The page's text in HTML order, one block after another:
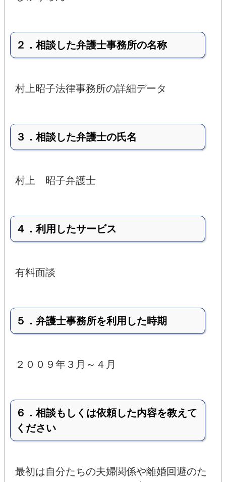
２．相談した弁護士事務所の名称
村上昭子法律事務所の詳細データ
３．相談した弁護士の氏名
村上 昭子弁護士
４．利用したサービス
有料面談
５．弁護士事務所を利用した時期
２００９年３月～４月
６．相談もしくは依頼した内容を教えて
ください
最初は自分たちの夫婦関係や離婚回避のた